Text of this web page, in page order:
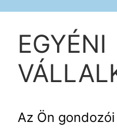
EGYÉNI
Az Ön